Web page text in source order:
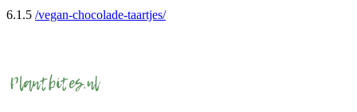
6.1.5 /vegan-chocolade-taartjes/